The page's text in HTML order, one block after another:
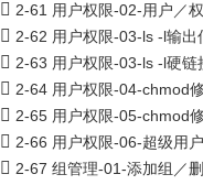
2-61 用户权限-02-用户／
2-62 用户权限-03-ls -l输出
2-63 用户权限-03-ls -l硬链
2-64 用户权限-04-chmod
2-65 用户权限-05-chmod
2-66 用户权限-06-超级用
2-67 组管理-01-添加组／